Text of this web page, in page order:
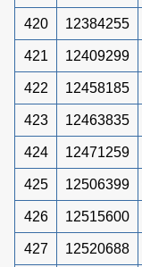
420 12384255
421 12409299
422 12458185
423 12463835
424 12471259
425 12506399
426 12515600
427 12520688